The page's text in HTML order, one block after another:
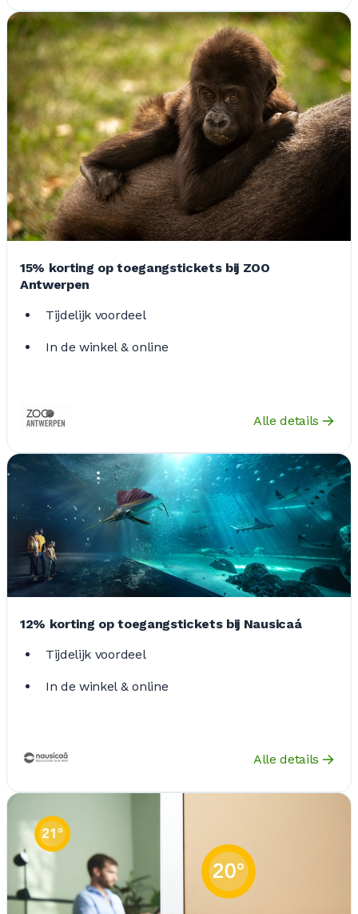
15% korting op toegangstickets bij ZOO
Antwerpen
Tijdelijk voordeel
In de winkel & online
Alle details
12% korting op toegangstickets bij Nausicaá
Tijdelijk voordeel
In de winkel & online
Alle details